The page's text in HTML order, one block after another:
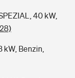
40 kW,
kW, Benzin,